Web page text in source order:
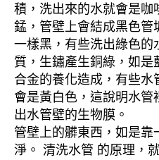
積，洗出來的水就會是咖
錳，管壁上會結成黑色管
一樣黑，有些洗出綠色的
質，生鏽產生銅綠，如是
合金的養化造成，有些
會是黃白色，這說明水管
出水管壁的生物膜。
管壁上的髒東西，如是
淨。 清洗水管 的原理，